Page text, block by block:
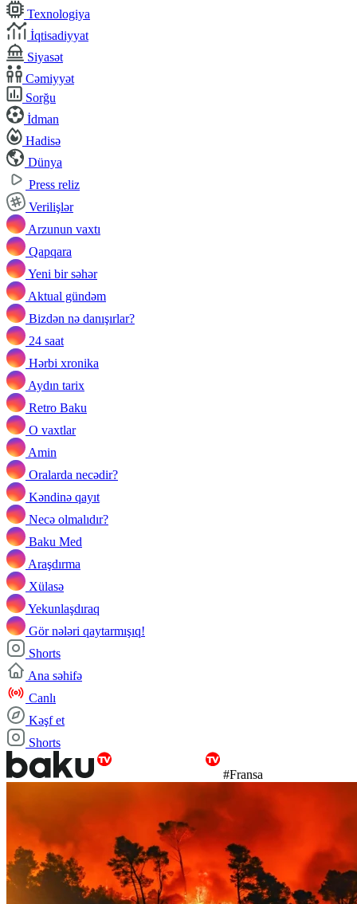
Texnologiya
İqtisadiyyat
Siyasət
Cəmiyyət
Sorğu
İdman
Hadisə
Dünya
Press reliz
Verilişlər
Arzunun vaxtı
Qapqara
Yeni bir səhər
Aktual gündəm
Bizdən nə danışırlar?
24 saat
Hərbi xronika
Aydın tarix
Retro Baku
O vaxtlar
Amin
Oralarda necədir?
Kəndinə qayıt
Necə olmalıdır?
Baku Med
Araşdırma
Xülasə
Yekunlaşdıraq
Gör nələri qaytarmışıq!
Shorts
Ana səhifə
Canlı
Kəşf et
Shorts
#Fransa